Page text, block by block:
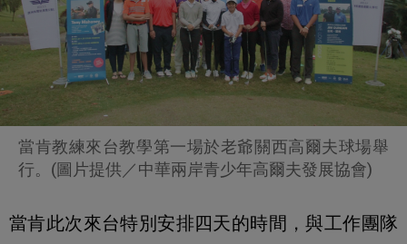
當肯教練來台教學第一場於老爺關西高爾夫球場舉
行。(圖片提供／中華兩岸青少年高爾夫發展協會)
當肯此次來台特別安排四天的時間，與工作團隊